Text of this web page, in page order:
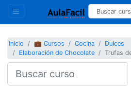
Inicio 💼 Cursos Cocina
Dulces
Elaboración de Chocolate
Trufas